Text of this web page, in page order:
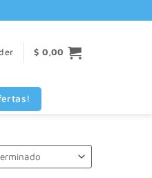
VISA - MASTERCARD
$ 0,00